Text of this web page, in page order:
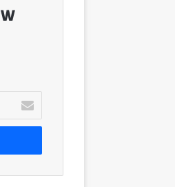
بريدك
الإلكتروني